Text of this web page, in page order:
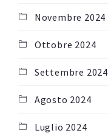
Novembre 2024
Ottobre 2024
Settembre 2024
Agosto 2024
Luglio 2024